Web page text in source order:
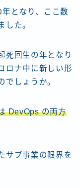
となり、ここ数
した。
死回生の年となり
ロナ中に新しい形
でしょうか。
DevOps の両方
サブ事業の限界を